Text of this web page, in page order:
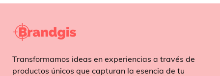
Transformamos ideas en experiencias a través de
productos únicos que capturan la esencia de tu